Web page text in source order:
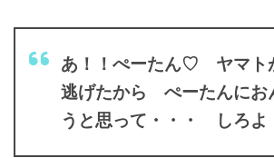
あ！！ぺーたん♡ ヤマト
逃げたから ぺーたんにお
うと思って・・・ しろよ